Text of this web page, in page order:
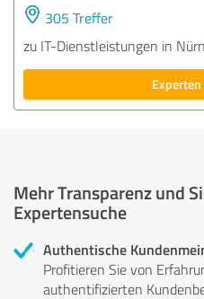
305 Treffer
zu IT-Dienstleistungen in
Experten
Mehr Transparenz und
Expertensuche
Authentische
Profitieren Sie von
authentifizierten